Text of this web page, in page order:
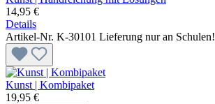
14,95 €
Details
Artikel-Nr. K-30101 Lieferung nur an Schulen!
Kunst | Kombipaket
19,95 €